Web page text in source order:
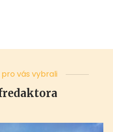
vás vybrali